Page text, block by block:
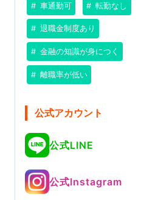
車通勤可 転勤なし
退職金制度あり
金融の知識が身につく
離職率が低い
公式アカウント
公式LINE
公式Instagram